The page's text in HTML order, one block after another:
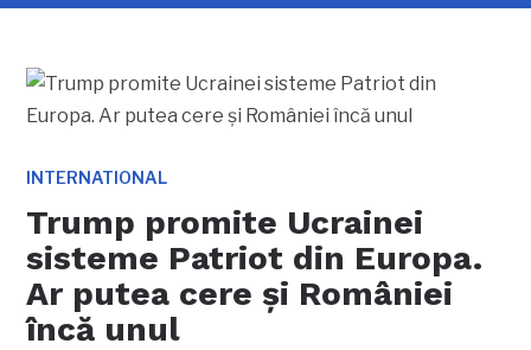
INTERNATIONAL
Trump promite Ucrainei
sisteme Patriot din Europa.
Ar putea cere și României
încă unul